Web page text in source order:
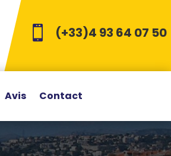
 (+33)4 93 64 07 50
Avis Contact